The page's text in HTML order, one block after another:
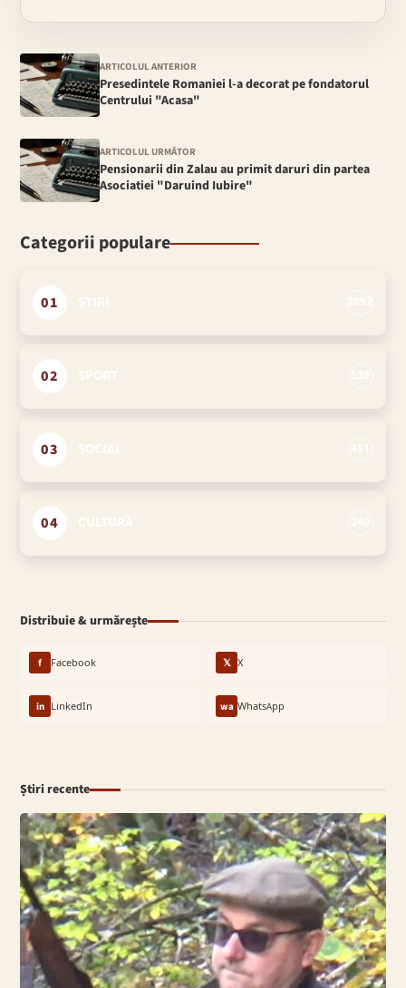
ARTICOLUL ANTERIOR
Presedintele Romaniei l-a decorat pe fondatorul
Centrului "Acasa"
ARTICOLUL URMĂTOR
Pensionarii din Zalau au primit daruri din partea
Asociatiei "Daruind Iubire"
Categorii populare
01
02
03
04
Distribuie & urmărește
f Facebook 𝕏 X
in LinkedIn wa WhatsApp
Știri recente